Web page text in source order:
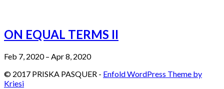
ON EQUAL TERMS II
Feb 7, 2020 – Apr 8, 2020
© 2017 PRISKA PASQUER - Enfold WordPress Theme by
Kriesi